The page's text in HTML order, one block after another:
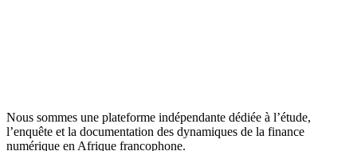
Nous sommes une plateforme indépendante dédiée à l’étude,
l’enquête et la documentation des dynamiques de la finance
numérique en Afrique francophone.